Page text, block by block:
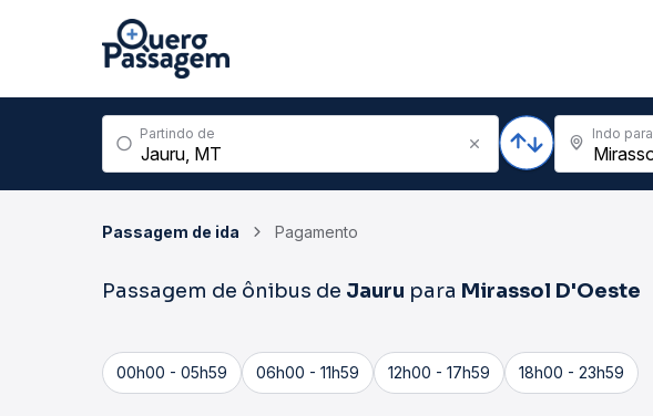
Partindo de Indo para
Passagem de ida Pagamento
Passagem de ônibus de Jauru para Mirassol D'Oeste
00h00 - 05h59 06h00 - 11h59 12h00 - 17h59 18h00 - 23h59